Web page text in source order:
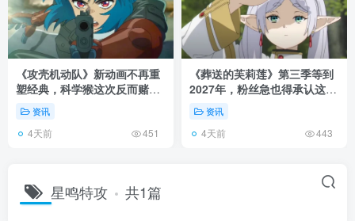
《攻壳机动队》新动画不再重
塑经典，科学猴这次反而赌对
了！资讯
4天前 451
《葬送的芙莉莲》第三季等到
2027年，粉丝急也得承认这次
慢得有道理！
资讯
4天前 443
星鸣特攻 共1篇